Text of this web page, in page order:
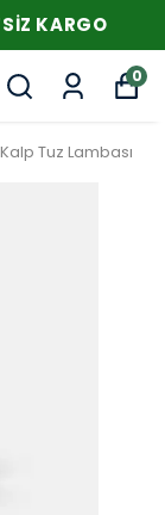
0
Tuz Lambası